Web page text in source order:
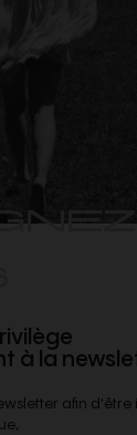
à la
afin